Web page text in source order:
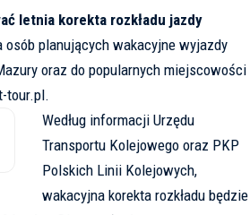
letnia korekta rozkładu jazdy
planujących wakacyjne wyjazdy
oraz do popularnych miejscowości
tour.pl.
Według informacji Urzędu
Transportu Kolejowegooraz PKP
Polskich Linii Kolejowych,
wakacyjna korekta rozkładu będzie